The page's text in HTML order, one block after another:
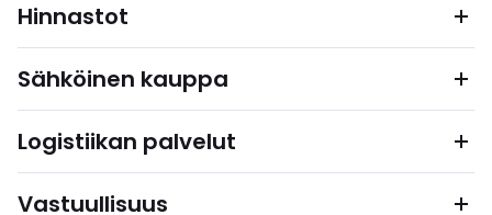
Hinnastot
Sähköinen kauppa
Logistiikan palvelut
Vastuullisuus